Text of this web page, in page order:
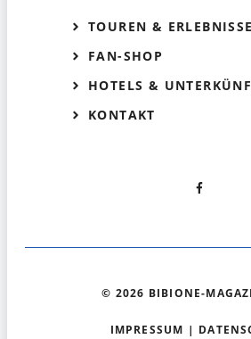
TOUREN & ERLEBNISSE
FAN-SHOP
HOTELS &
KONTAKT
© 2026 BIBIONE-
IMPRESSUM |